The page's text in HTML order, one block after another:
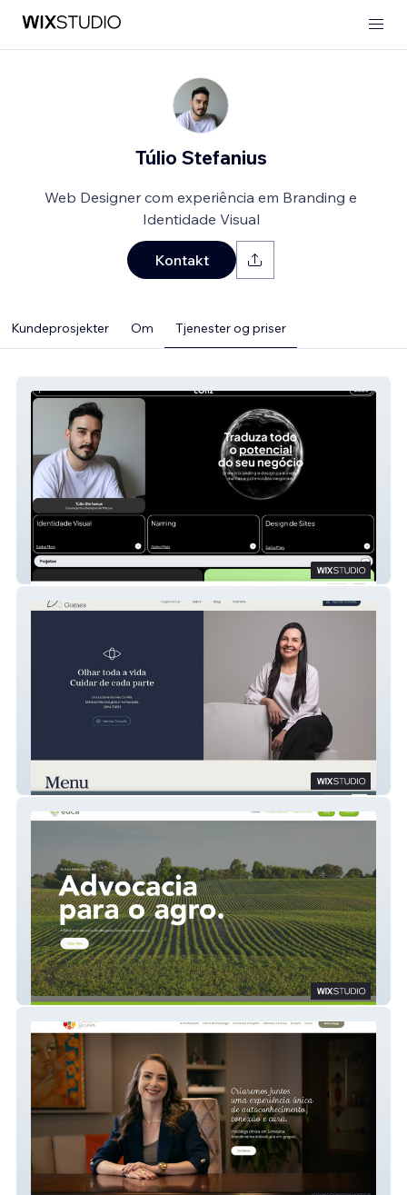
Túlio Stefanius
Web Designer com experiência em Branding e
Identidade Visual
Kontakt
Kundeprosjekter Om Tjenester og priser
Conz Design
Dra. Luciana Gomes
EDCA Advocacia